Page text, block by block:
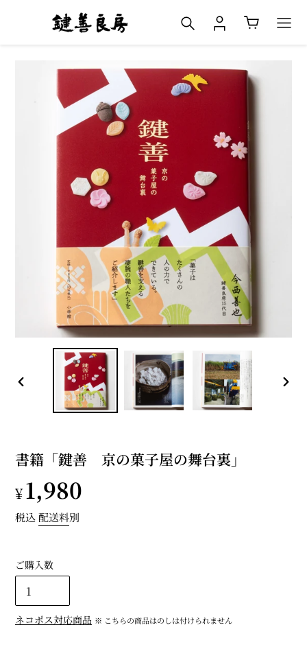
検索 ログイン カート
イ
ド
書籍「鍵善 京の菓子屋の舞台裏」
通
常
価
格
¥1,980
税込配送料別
ご購入数
ネコポス対応商品 ※ こちらの商品はのしは付けられません